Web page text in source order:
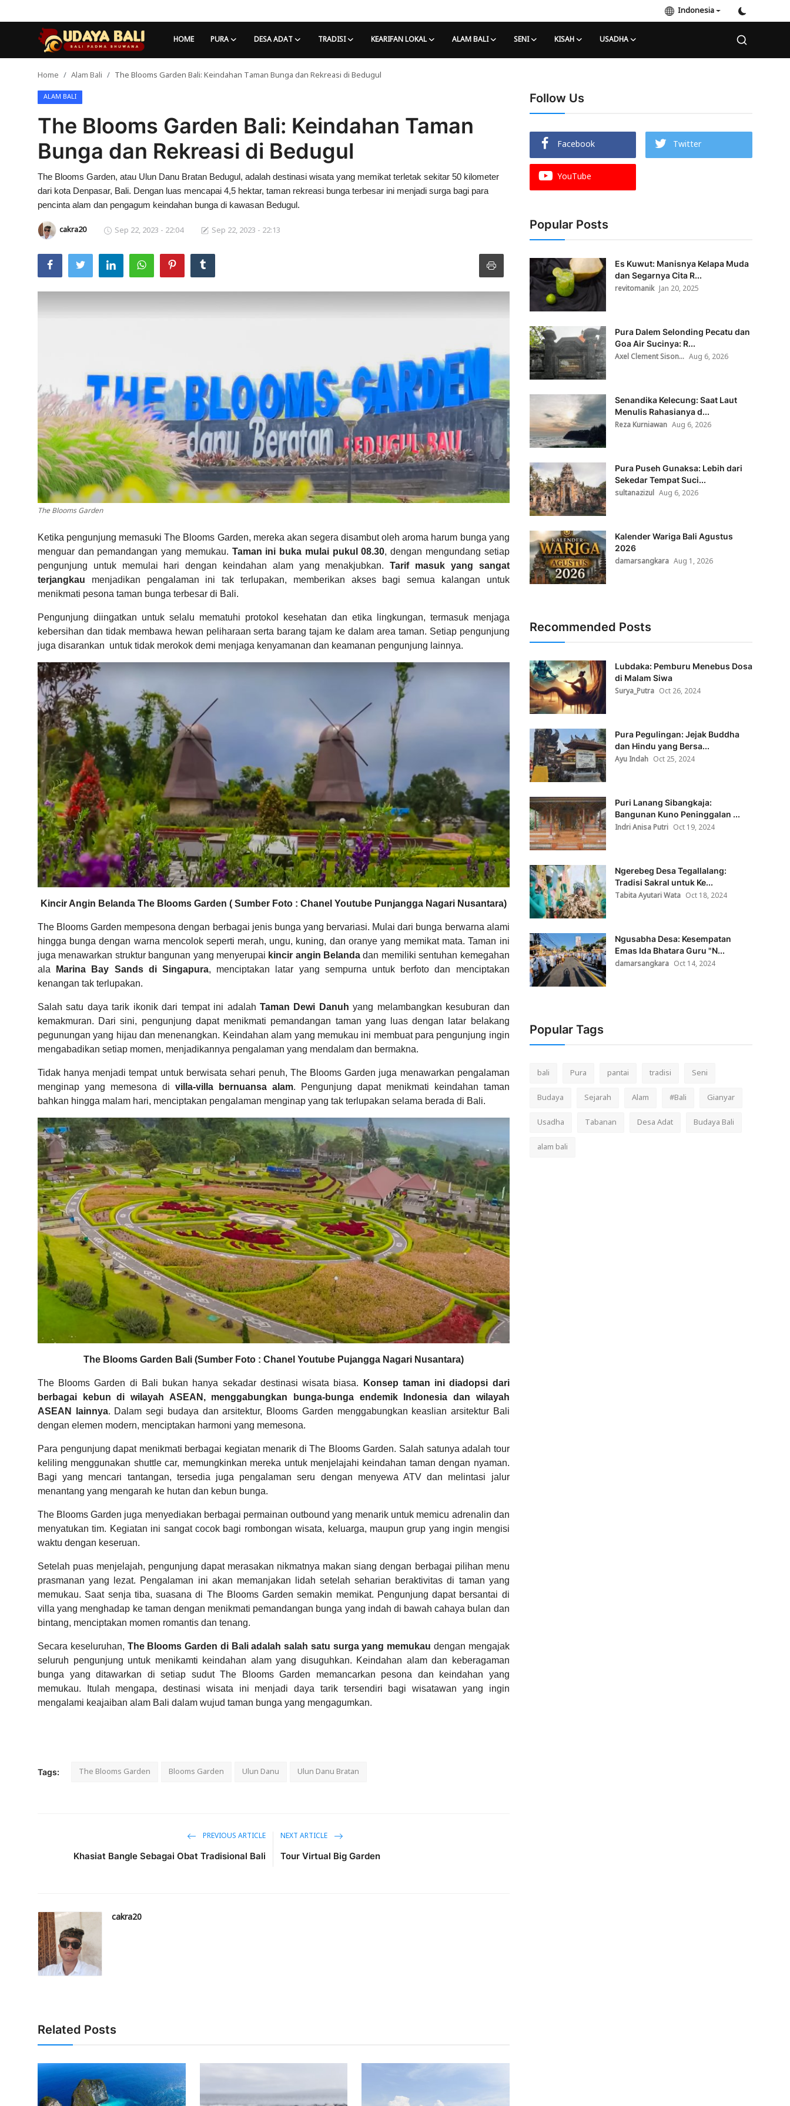
Indonesia
HOME PURA DESA ADAT TRADISI KEARIFAN LOKAL ALAM BALI SENI KISAH USADHA
Kearifan lokal
Alam Bali
Indonesia
Home Alam Bali The Blooms Garden Bali: Keindahan Taman Bunga dan Rekreasi di Bedugul
ALAM BALI
The Blooms Garden Bali: Keindahan Taman
Bunga dan Rekreasi di Bedugul
The Blooms Garden, atau Ulun Danu Bratan Bedugul, adalah destinasi wisata yang memikat terletak sekitar 50 kilometer
dari kota Denpasar, Bali. Dengan luas mencapai 4,5 hektar, taman rekreasi bunga terbesar ini menjadi surga bagi para
pencinta alam dan pengagum keindahan bunga di kawasan Bedugul.
cakra20 Sep 22, 2023 - 22:04 Sep 22, 2023 - 22:13
The Blooms Garden
Ketika pengunjung memasuki The Blooms Garden, mereka akan segera disambut oleh aroma harum bunga yang
menguar dan pemandangan yang memukau. Taman ini buka mulai pukul 08.30, dengan mengundang setiap
pengunjung untuk memulai hari dengan keindahan alam yang menakjubkan.Tarif masuk yang sangat
terjangkau menjadikan pengalaman ini tak terlupakan, memberikan akses bagi semua kalangan untuk
menikmati pesona taman bunga terbesar di Bali.
Pengunjung diingatkan untuk selalu mematuhi protokol kesehatan dan etika lingkungan, termasuk menjaga
kebersihan dan tidak membawa hewan peliharaan serta barang tajam ke dalam area taman. Setiap pengunjung
juga disarankan untuk tidak merokok demi menjaga kenyamanan dan keamanan pengunjung lainnya.
Kincir Angin Belanda The Blooms Garden ( Sumber Foto : Chanel Youtube Punjangga Nagari Nusantara)
The Blooms Garden mempesona dengan berbagai jenis bunga yang bervariasi. Mulai dari bunga berwarna alami
hingga bunga dengan warna mencolok seperti merah, ungu, kuning, dan oranye yang memikat mata. Taman ini
juga menawarkan struktur bangunan yang menyerupai kincir angin Belanda dan memiliki sentuhan kemegahan
ala
Marina Bay Sands di Singapura, menciptakan latar yang sempurna untuk berfoto dan menciptakan
kenangan tak terlupakan.
Salah satu daya tarik ikonik dari tempat ini adalah Taman Dewi Danuh yang melambangkan kesuburan dan
kemakmuran. Dari sini, pengunjung dapat menikmati pemandangan taman yang luas dengan latar belakang
pegunungan yang hijau dan menenangkan. Keindahan alam yang memukau ini membuat para pengunjung ingin
mengabadikan setiap momen, menjadikannya pengalaman yang mendalam dan bermakna.
Tidak hanya menjadi tempat untuk berwisata sehari penuh, The Blooms Garden juga menawarkan pengalaman
menginap yang memesona di villa-villa bernuansa alam. Pengunjung dapat menikmati keindahan taman
bahkan hingga malam hari, menciptakan pengalaman menginap yang tak terlupakan selama berada di Bali.
The Blooms Garden Bali (Sumber Foto : Chanel Youtube Pujangga Nagari Nusantara)
The Blooms Garden di Bali bukan hanya sekadar destinasi wisata biasa.
Konsep taman ini diadopsi dari
berbagai kebun di wilayah ASEAN, menggabungkan bunga-bunga endemik Indonesia dan wilayah
ASEAN lainnya. Dalam segi budaya dan arsitektur, Blooms Garden menggabungkan keaslian arsitektur Bali
dengan elemen modern, menciptakan harmoni yang memesona.
Para pengunjung dapat menikmati berbagai kegiatan menarik di The Blooms Garden. Salah satunya adalah tour
keliling menggunakan shuttle car, memungkinkan mereka untuk menjelajahi keindahan taman dengan nyaman.
Bagi yang mencari tantangan, tersedia juga pengalaman seru dengan menyewa ATV dan melintasi jalur
menantang yang mengarah ke hutan dan kebun bunga.
The Blooms Garden juga menyediakan berbagai permainan outbound yang menarik untuk memicu adrenalin dan
menyatukan tim. Kegiatan ini sangat cocok bagi rombongan wisata, keluarga, maupun grup yang ingin mengisi
waktu dengan keseruan.
Setelah puas menjelajah, pengunjung dapat merasakan nikmatnya makan siang dengan berbagai pilihan menu
prasmanan yang lezat. Pengalaman ini akan memanjakan lidah setelah seharian beraktivitas di taman yang
memukau. Saat senja tiba, suasana di The Blooms Garden semakin memikat. Pengunjung dapat bersantai di
villa yang menghadap ke taman dengan menikmati pemandangan bunga yang indah di bawah cahaya bulan dan
bintang, menciptakan momen romantis dan tenang.
Secara keseluruhan, The Blooms Garden di Bali adalah salah satu surga yang memukau dengan mengajak
seluruh pengunjung untuk menikamti keindahan alam yang disuguhkan. Keindahan alam dan keberagaman
bunga yang ditawarkan di setiap sudut The Blooms Garden memancarkan pesona dan keindahan yang
memukau. Itulah mengapa, destinasi wisata ini menjadi daya tarik tersendiri bagi wisatawan yang ingin
mengalami keajaiban alam Bali dalam wujud taman bunga yang mengagumkan.
Tags: The Blooms Garden Blooms Garden Ulun Danu Ulun Danu Bratan
PREVIOUS ARTICLE
Khasiat Bangle Sebagai Obat Tradisional Bali
NEXT ARTICLE
Tour Virtual Big Garden
cakra20
Related Posts
Follow Us
Facebook
Twitter
YouTube
Popular Posts
Es Kuwut: Manisnya Kelapa Muda
dan Segarnya Cita R...
revitomanik Jan 20, 2025
Pura Dalem Selonding Pecatu dan
Goa Air Sucinya: R...
Axel Clement Sison... Aug 6, 2026
Senandika Kelecung: Saat Laut
Menulis Rahasianya d...
Reza Kurniawan Aug 6, 2026
Pura Puseh Gunaksa: Lebih dari
Sekedar Tempat Suci...
sultanazizul Aug 6, 2026
Kalender Wariga Bali Agustus
2026
damarsangkara Aug 1, 2026
Recommended Posts
Lubdaka: Pemburu Menebus Dosa
di Malam Siwa
Surya_Putra Oct 26, 2024
Pura Pegulingan: Jejak Buddha
dan Hindu yang Bersa...
Ayu Indah Oct 25, 2024
Puri Lanang Sibangkaja:
Bangunan Kuno Peninggalan ...
Indri Anisa Putri Oct 19, 2024
Ngerebeg Desa Tegallalang:
Tradisi Sakral untuk Ke...
Tabita Ayutari Wata Oct 18, 2024
Ngusabha Desa: Kesempatan
Emas Ida Bhatara Guru "N...
damarsangkara Oct 14, 2024
Popular Tags
bali Pura pantai tradisi
Seni
Budaya
Sejarah Alam #Bali
Gianyar
Usadha
Tabanan Desa Adat
Budaya Bali
alam bali